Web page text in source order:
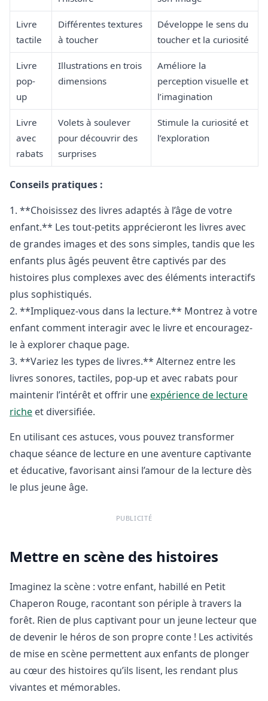
Livre
tactile
Différentes textures
à toucher
Développe le sens du
toucher et la curiosité
Livre
pop-
up
Illustrations en trois
dimensions
Améliore la
perception visuelle et
l’imagination
Livre
avec
rabats
Volets à soulever
pour découvrir des
surprises
Stimule la curiosité et
l’exploration
Conseils pratiques :
1. **Choisissez des livres adaptés à l’âge de votre
enfant.** Les tout-petits apprécieront les livres avec
de grandes images et des sons simples, tandis que les
enfants plus âgés peuvent être captivés par des
histoires plus complexes avec des éléments interactifs
plus sophistiqués.
2. **Impliquez-vous dans la lecture.** Montrez à votre
enfant comment interagir avec le livre et encouragez-
le à explorer chaque page.
3. **Variez les types de livres.** Alternez entre les
livres sonores, tactiles, pop-up et avec rabats pour
maintenir l’intérêt et offrir uneexpérience de lecture
riche et diversifiée.
En utilisant ces astuces, vous pouvez transformer
chaque séance de lecture en une aventure captivante
et éducative, favorisant ainsi l’amour de la lecture dès
le plus jeune âge.
PUBLICITÉ
Mettre en scène des histoires
Imaginez la scène : votre enfant, habillé en Petit
Chaperon Rouge, racontant son périple à travers la
forêt. Rien de plus captivant pour un jeune lecteur que
de devenir le héros de son propre conte ! Les activités
de mise en scène permettent aux enfants de plonger
au cœur des histoires qu’ils lisent, les rendant plus
vivantes et mémorables.